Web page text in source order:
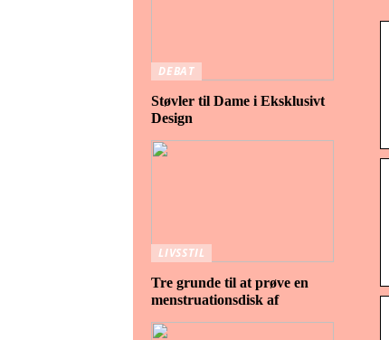
DEBAT
Støvler til Dame i Eksklusivt
Design
LIVSSTIL
Tre grunde til at prøve en
menstruationsdisk af